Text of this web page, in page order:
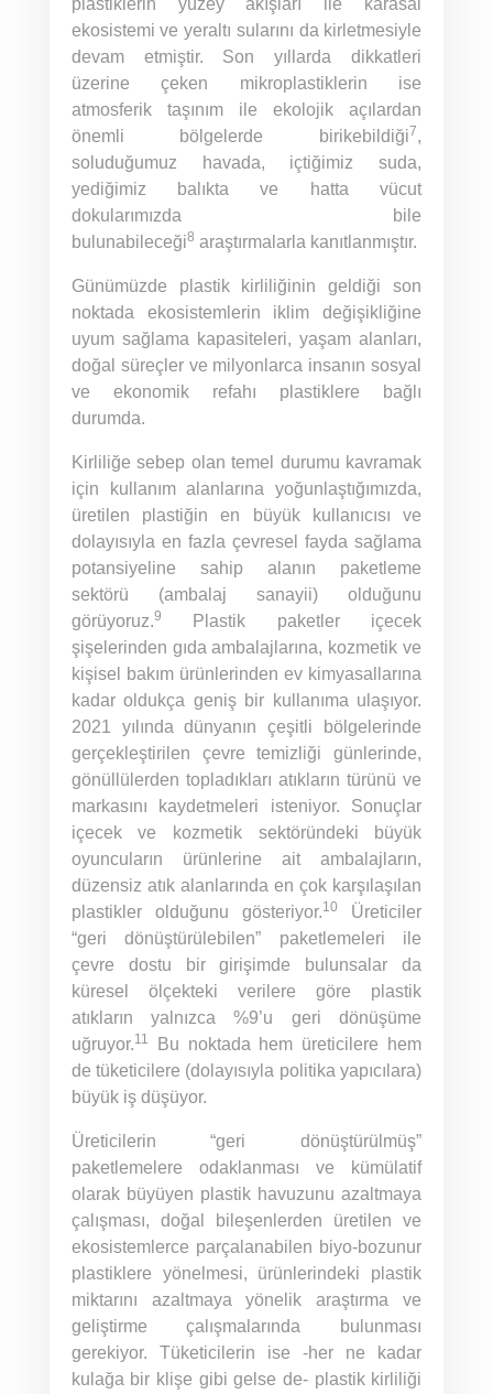
ekosistemi ve yeraltı sularını da kirletmesiyle
devam etmiştir. Son yıllarda dikkatleri
üzerine çeken mikroplastiklerin ise
atmosferik taşınım ile ekolojik açılardan
önemli bölgelerde birikebildiği7,
soluduğumuz havada, içtiğimiz suda,
yediğimiz balıkta ve hatta vücut
dokularımızda bile
bulunabileceği8 araştırmalarla kanıtlanmıştır.
Günümüzde plastik kirliliğinin geldiği son
noktada ekosistemlerin iklim değişikliğine
uyum sağlama kapasiteleri, yaşam alanları,
doğal süreçler ve milyonlarca insanın sosyal
ve ekonomik refahı plastiklere bağlı
durumda.
Kirliliğe sebep olan temel durumu kavramak
için kullanım alanlarına yoğunlaştığımızda,
üretilen plastiğin en büyük kullanıcısı ve
dolayısıyla en fazla çevresel fayda sağlama
potansiyeline sahip alanın paketleme
sektörü (ambalaj sanayii) olduğunu
görüyoruz.9
Plastik paketler içecek
şişelerinden gıda ambalajlarına, kozmetik ve
kişisel bakım ürünlerinden ev kimyasallarına
kadar oldukça geniş bir kullanıma ulaşıyor.
2021 yılında dünyanın çeşitli bölgelerinde
gerçekleştirilen çevre temizliği günlerinde,
gönüllülerden topladıkları atıkların türünü ve
markasını kaydetmeleri isteniyor. Sonuçlar
içecek ve kozmetik sektöründeki büyük
oyuncuların ürünlerine ait ambalajların,
düzensiz atık alanlarında en çok karşılaşılan
plastikler olduğunu gösteriyor.10
Üreticiler
“geri dönüştürülebilen” paketlemeleri ile
çevre dostu bir girişimde bulunsalar da
küresel ölçekteki verilere göre plastik
atıkların yalnızca %9’u geri dönüşüme
uğruyor.11
Bu noktada hem üreticilere hem
de tüketicilere (dolayısıyla politika yapıcılara)
büyük iş düşüyor.
Üreticilerin “geri dönüştürülmüş”
paketlemelere odaklanması ve kümülatif
olarak büyüyen plastik havuzunu azaltmaya
çalışması, doğal bileşenlerden üretilen ve
ekosistemlerce parçalanabilen biyo-bozunur
plastiklere yönelmesi, ürünlerindeki plastik
miktarını azaltmaya yönelik araştırma ve
geliştirme çalışmalarında bulunması
gerekiyor. Tüketicilerin ise -her ne kadar
kulağa bir klişe gibi gelse de- plastik kirliliği